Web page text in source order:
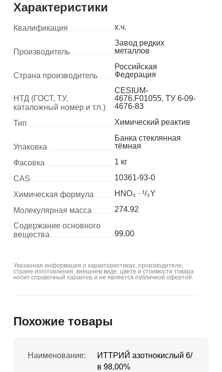
Характеристики
Квалификация х.ч.
Производитель
Завод редких
металлов
Страна производитель
Российская
Федерация
НТД (ГОСТ, ТУ,
каталожный номер и т.п.)
CESIUM-
4676.F01055, ТУ 6-09-
4676-83
Тип
Химический реактив
Упаковка
Банка стеклянная
тёмная
Фасовка
1 кг
CAS
10361-93-0
Химическая формула
HNO₃ · ¹/₃Y
Молекулярная масса
274.92
Содержание основного
вещества
99.00
Указанная информация о характеристиках, производителе,
стране изготовления, внешнем виде, цвете и стоимости товара
носит справочный характер и не является публичной офертой.
Похожие товары
Наименование:
ИТТРИЙ азотнокислый 6/
в 98,00%